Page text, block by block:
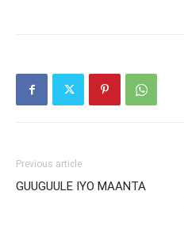
Previous article
GUUGUULE IYO MAANTA